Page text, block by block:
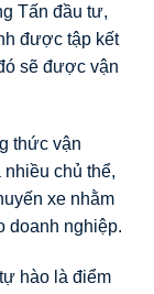
Tấn đầu tư,
được tập kết
sẽ được vận
thức vận
chủ thể,
xe nhằm
doanh nghiệp.
hào là điểm